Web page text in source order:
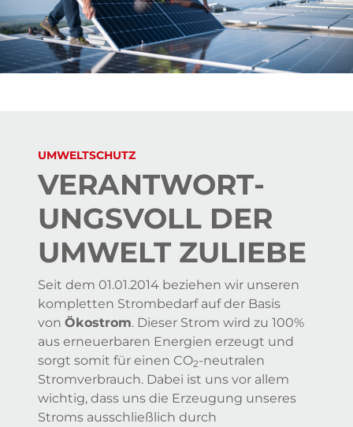
UMWELTSCHUTZ
VERANT­WORT­
UNGS­VOLL DER
UMWELT ZULIEBE
Seit dem 01.01.2014 beziehen wir unseren
kompletten Strombedarf auf der Basis
von Ökostrom. Dieser Strom wird zu 100%
aus erneuerbaren Energien erzeugt und
sorgt somit für einen CO2-neutralen
Stromverbrauch. Dabei ist uns vor allem
wichtig, dass uns die Erzeugung unseres
Stroms ausschließlich durch